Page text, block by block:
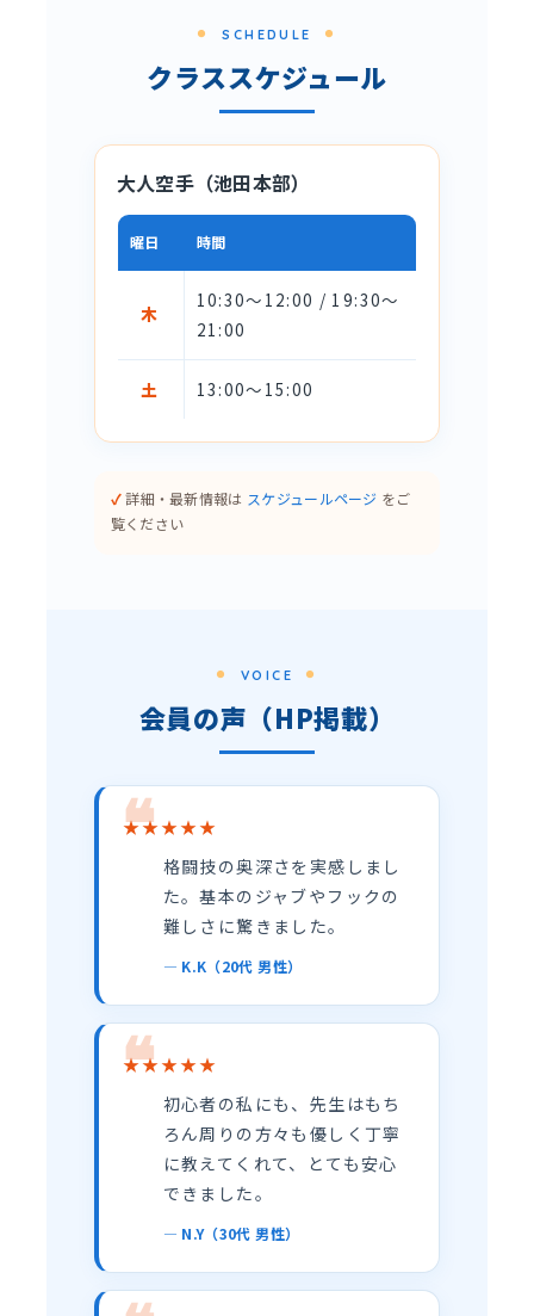
SCHEDULE
クラススケジュール
大人空手（池田本部）
曜日 時間
木
10:30〜12:00 / 19:30〜
21:00
土 13:00〜15:00
詳細・最新情報は スケジュールページ をご
覧ください
VOICE
会員の声（HP掲載）
★★★★★
格闘技の奥深さを実感しまし
た。基本のジャブやフックの
難しさに驚きました。
— K.K（20代 男性）
★★★★★
初心者の私にも、先生はもち
ろん周りの方々も優しく丁寧
に教えてくれて、とても安心
できました。
— N.Y（30代 男性）